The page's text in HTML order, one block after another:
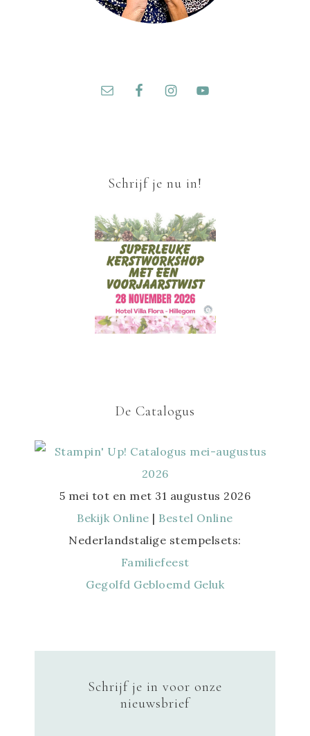
Schrijf je nu in!
De Catalogus
5 mei tot en met 31 augustus 2026
Bekijk Online | Bestel Online
Nederlandstalige stempelsets:
Familiefeest
Gegolfd Gebloemd Geluk
Schrijf je in voor onze
nieuwsbrief